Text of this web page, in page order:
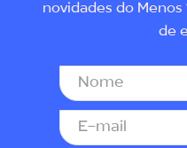
novidades do Menos
de